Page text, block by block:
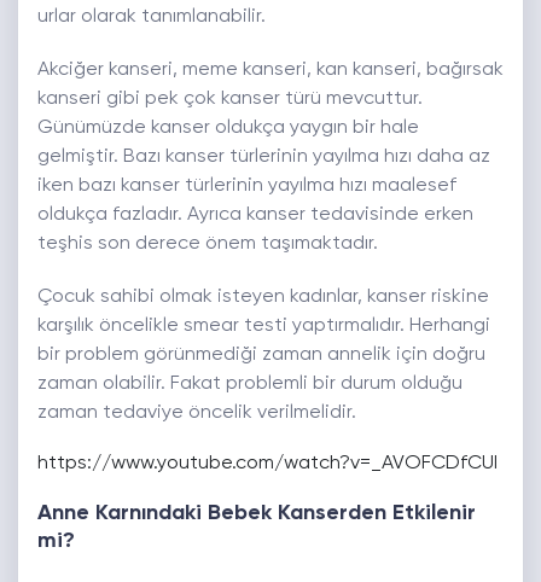
urlar olarak tanımlanabilir.
Akciğer kanseri, meme kanseri, kan kanseri, bağırsak
kanseri gibi pek çok kanser türü mevcuttur.
Günümüzde kanser oldukça yaygın bir hale
gelmiştir. Bazı kanser türlerinin yayılma hızı daha az
iken bazı kanser türlerinin yayılma hızı maalesef
oldukça fazladır. Ayrıca kanser tedavisinde erken
teşhis son derece önem taşımaktadır.
Çocuk sahibi olmak isteyen kadınlar, kanser riskine
karşılık öncelikle smear testi yaptırmalıdır. Herhangi
bir problem görünmediği zaman annelik için doğru
zaman olabilir. Fakat problemli bir durum olduğu
zaman tedaviye öncelik verilmelidir.
https://www.youtube.com/watch?v=_AVOFCDfCUI
Anne Karnındaki Bebek Kanserden Etkilenir
mi?